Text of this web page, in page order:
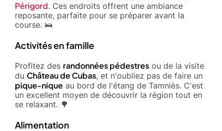
Périgord. Ces endroits offrent une ambiance
reposante, parfaite pour se préparer avant la
course. 🛌
Activités en famille
Profitez des randonnées pédestres ou de la visite
du Château de Cubas, et n'oubliez pas de faire un
pique-nique au bord de l'étang de Tamniès. C'est
un excellent moyen de découvrir la région tout en
se relaxant. 🌳
Alimentation